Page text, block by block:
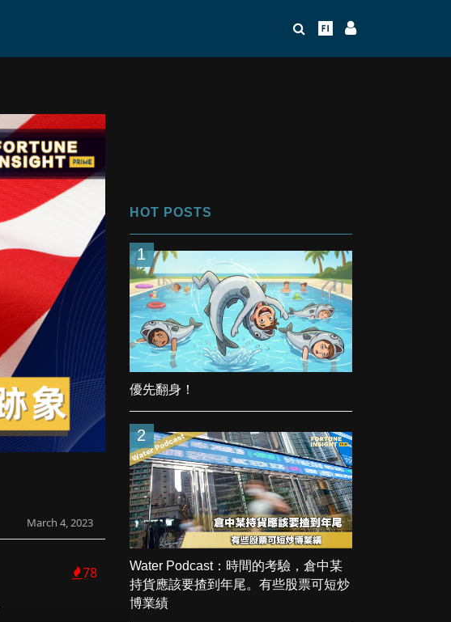
March 4, 2023
78
HOT POSTS
1
優先翻身！
2
Water Podcast：時間的考驗，倉中某
持貨應該要揸到年尾。有些股票可短炒
博業績